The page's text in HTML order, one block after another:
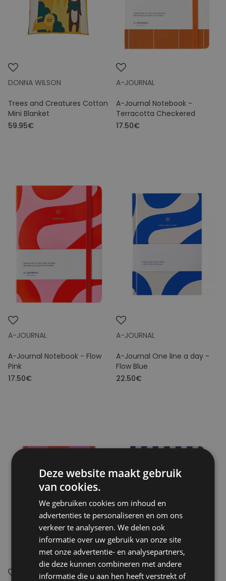
DONNA WILSON
Trees and Creatures Cotton
Mini Blanket
59.95€
A-JOURNAL
A-Journal Notebook -
Terracotta Checkered
17.50€
A-JOURNAL
A-Journal Notebook - Flow
Pink
17.50€
A-JOURNAL
A-Journal One line a day -
Flow Blue
22.50€
Deze website maakt gebruik
van cookies.
We gebruiken cookies om inhoud en
advertenties te personaliseren en om ons
verkeer te analyseren. We delen ook
informatie over uw gebruik van onze site
met onze advertentie- en analysepartners,
die deze kunnen combineren met andere
informatie die u aan hen heeft verstrekt of